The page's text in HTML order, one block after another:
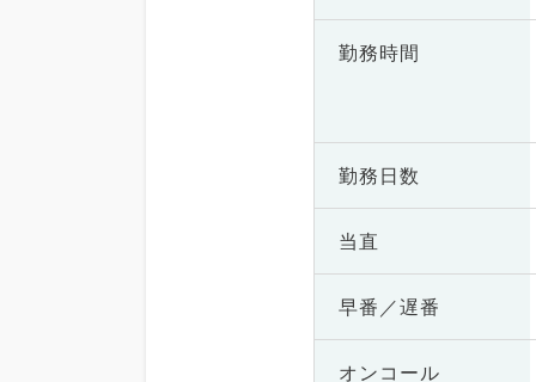
勤務時間
勤務日数
当直
早番／遅番
オンコール